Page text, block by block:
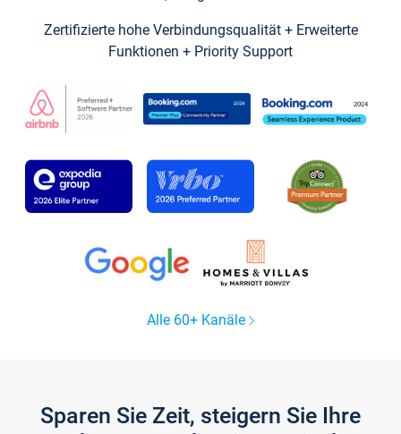
Zertifizierte hohe Verbindungsqualität + Erweiterte
Funktionen + Priority Support
Alle 60+ Kanäle
Sparen Sie Zeit, steigern Sie Ihre